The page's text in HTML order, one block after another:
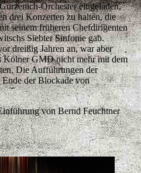
Orchester eingeladen,
drei Konzerten zu halten, die
seinem früheren Chefdirigenten
Siebter Sinfonie gab.
dreißig Jahren an, war aber
Kölner GMD nicht mehr mit dem
Die Aufführungen der
der Blockade von
von Bernd Feuchtner